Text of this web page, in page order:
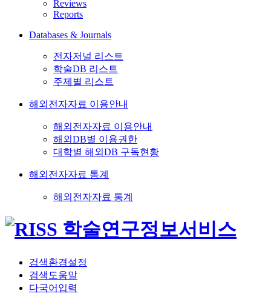
Reviews
Reports
Databases & Journals
전자저널 리스트
학술DB 리스트
주제별 리스트
해외전자자료 이용안내
해외전자자료 이용안내
해외DB별 이용권한
대학별 해외DB 구독현황
해외전자자료 통계
해외전자자료 통계
검색환경설정
검색도움말
다국어입력